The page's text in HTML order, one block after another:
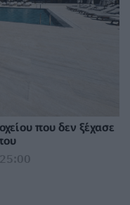
που δεν ξέχασε